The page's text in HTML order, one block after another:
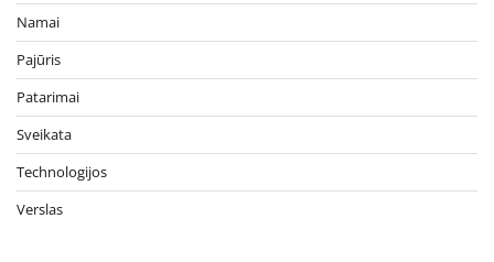
Namai
Pajūris
Patarimai
Sveikata
Technologijos
Verslas